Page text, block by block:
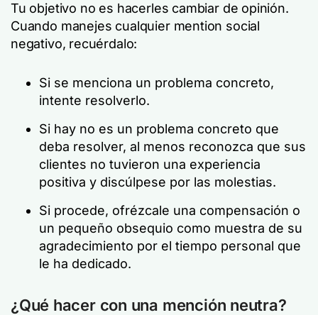
Tu objetivo no es hacerles cambiar de opinión.
Cuando manejes cualquier mention social
negativo, recuérdalo:
Si se menciona un problema concreto,
intente resolverlo.
Si hay no es un problema concreto que
deba resolver, al menos reconozca que sus
clientes no tuvieron una experiencia
positiva y discúlpese por las molestias.
Si procede, ofrézcale una compensación o
un pequeño obsequio como muestra de su
agradecimiento por el tiempo personal que
le ha dedicado.
¿Qué hacer con una mención neutra?